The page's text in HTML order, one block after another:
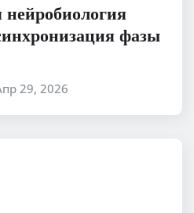
фазы
29, 2026